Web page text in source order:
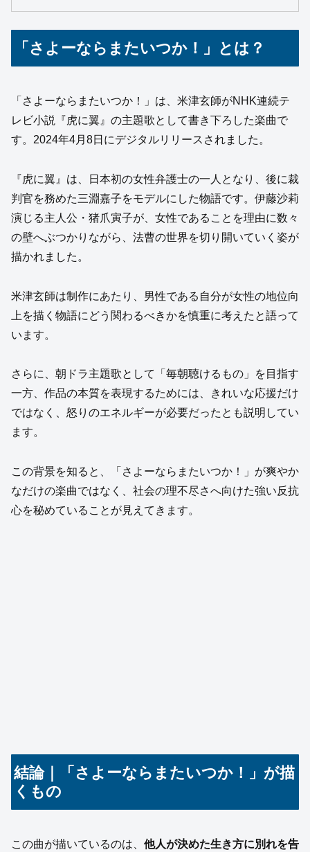
「さよーならまたいつか！」とは？
「さよーならまたいつか！」は、米津玄師がNHK連続テ
レビ小説『虎に翼』の主題歌として書き下ろした楽曲で
す。2024年4月8日にデジタルリリースされました。
『虎に翼』は、日本初の女性弁護士の一人となり、後に裁
判官を務めた三淵嘉子をモデルにした物語です。伊藤沙莉
演じる主人公・猪爪寅子が、女性であることを理由に数々
の壁へぶつかりながら、法曹の世界を切り開いていく姿が
描かれました。
米津玄師は制作にあたり、男性である自分が女性の地位向
上を描く物語にどう関わるべきかを慎重に考えたと語って
います。
さらに、朝ドラ主題歌として「毎朝聴けるもの」を目指す
一方、作品の本質を表現するためには、きれいな応援だけ
ではなく、怒りのエネルギーが必要だったとも説明してい
ます。
この背景を知ると、「さよーならまたいつか！」が爽やか
なだけの楽曲ではなく、社会の理不尽さへ向けた強い反抗
心を秘めていることが見えてきます。
結論｜「さよーならまたいつか！」が描
くもの
この曲が描いているのは、 他人が決めた生き方に別れを告